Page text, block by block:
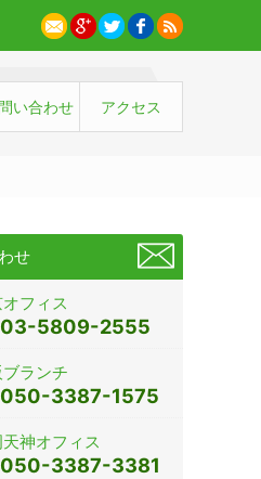
い合わせ アクセス
せ
フィス
03-5809-2555
ランチ
050-3387-1575
神オフィス
050-3387-3381